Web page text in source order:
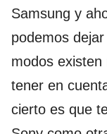
Samsung y
podemos
modos
tener en
cierto es que